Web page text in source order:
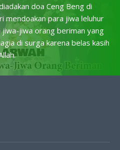
doa Ceng Beng di
mendoakan para jiwa leluhur
jiwa-jiwa orang beriman yang
di surga karena belas kasih